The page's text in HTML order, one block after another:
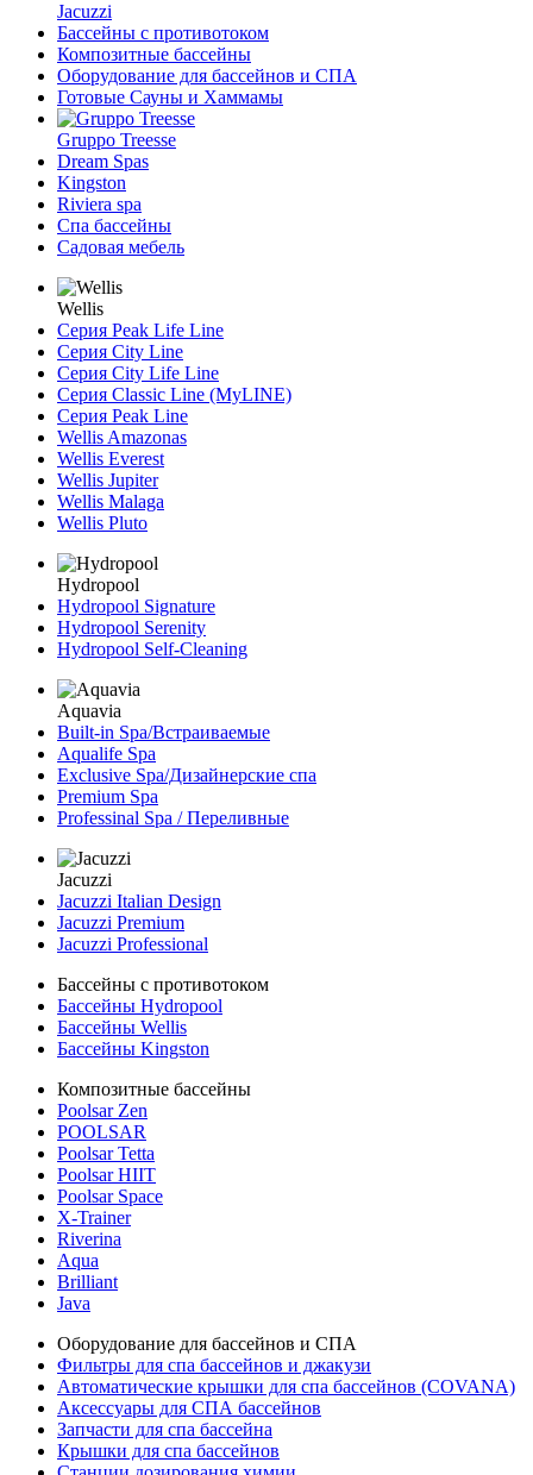
Jacuzzi
Бассейны с противотоком
Композитные бассейны
Оборудование для бассейнов и СПА
Готовые Сауны и Хаммамы
Gruppo Treesse
Dream Spas
Kingston
Riviera spa
Спа бассейны
Садовая мебель
Wellis
Серия Peak Life Line
Серия City Line
Серия City Life Line
Серия Classic Line (MyLINE)
Серия Peak Line
Wellis Amazonas
Wellis Everest
Wellis Jupiter
Wellis Malaga
Wellis Pluto
Hydropool
Hydropool Signature
Hydropool Serenity
Hydropool Self-Сleaning
Aquavia
Built-in Spa/Встраиваемые
Aqualife Spa
Exclusive Spa/Дизайнерские спа
Premium Spa
Professinal Spa / Переливные
Jacuzzi
Jacuzzi Italian Design
Jacuzzi Premium
Jacuzzi Professional
Бассейны с противотоком
Бассейны Hydropool
Бассейны Wellis
Бассейны Kingston
Композитные бассейны
Poolsar Zen
POOLSAR
Poolsar Tetta
Poolsar HIIT
Poolsar Space
X-Trainer
Riverina
Aqua
Brilliant
Java
Оборудование для бассейнов и СПА
Фильтры для спа бассейнов и джакузи
Автоматические крышки для спа бассейнов (COVANA)
Аксессуары для СПА бассейнов
Запчасти для спа бассейна
Крышки для спа бассейнов